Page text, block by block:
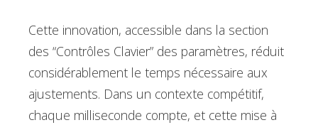
Cette innovation, accessible dans la section
des “Contrôles Clavier” des paramètres, réduit
considérablement le temps nécessaire aux
ajustements. Dans un contexte compétitif,
chaque milliseconde compte, et cette mise à